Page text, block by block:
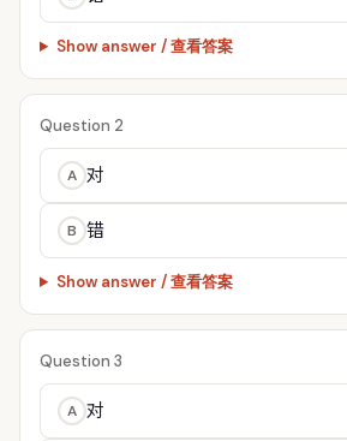
Show answer / 查看答案
Question 2
A 对
B 错
Show answer / 查看答案
Question 3
A 对